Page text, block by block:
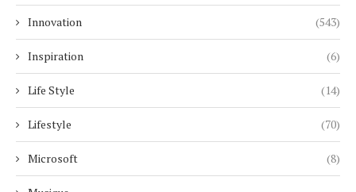
Innovation (543)
Inspiration (6)
Life Style (14)
Lifestyle (70)
Microsoft (8)